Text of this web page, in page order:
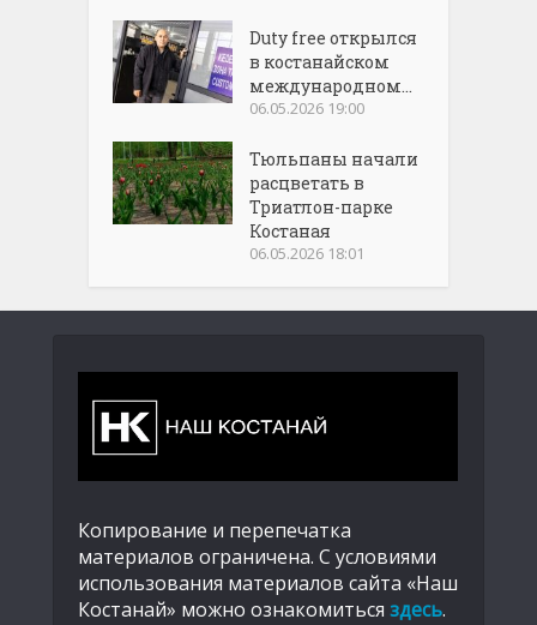
Duty free открылся
в костанайском
международном...
06.05.2026 19:00
Тюльпаны начали
расцветать в
Триатлон-парке
Костаная
06.05.2026 18:01
Копирование и перепечатка
материалов ограничена. С условиями
использования материалов сайта «Наш
Костанай» можно ознакомиться здесь.